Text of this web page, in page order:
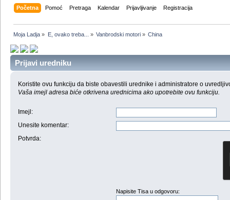
Početna Pomoć Pretraga Kalendar Prijavljivanje Registracija
Moja Ladja » E, ovako treba... » Vanbrodski motori» China
Prijavi uredniku
Koristite ovu funkciju da biste obavestili urednike i administratore o
Vaša imejl adresa biće otkrivena urednicima ako upotrebite ovu funkciju.
Imejl :
Unesite komentar:
Potvrda:
Napisite Tisa u odgovoru: